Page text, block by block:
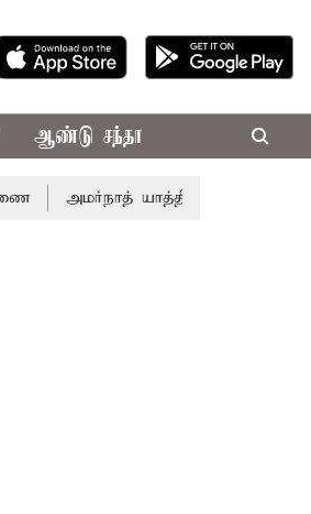
ஆண்டு சந்தா
அமர்நாத் யாத்திரை தற்காலிகமாக